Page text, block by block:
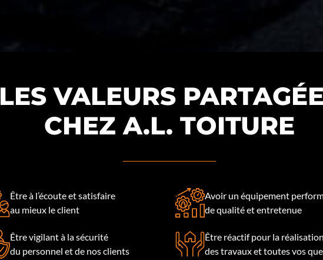
LES VALEURS
CHEZ A.L. TOITURE
Être à l’écoute et satisfaire
au mieux le client
Avoir un équipement
de qualité et entretenue
Être vigilant à la sécurité
du personnel et de nos clients
Être réactif pour la réalisation
des travaux et toutes vos